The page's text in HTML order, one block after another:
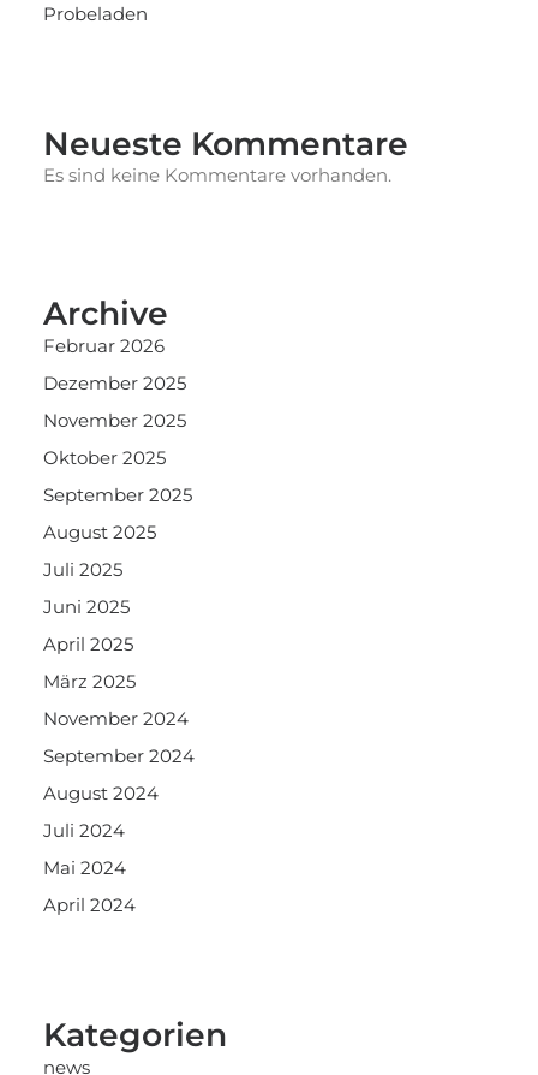
Probeladen
Neueste Kommentare
Es sind keine Kommentare vorhanden.
Archive
Februar 2026
Dezember 2025
November 2025
Oktober 2025
September 2025
August 2025
Juli 2025
Juni 2025
April 2025
März 2025
November 2024
September 2024
August 2024
Juli 2024
Mai 2024
April 2024
Kategorien
news